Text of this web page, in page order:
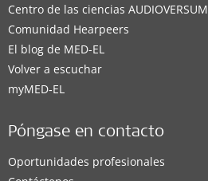
Centro de las ciencias AUDIOVERSUM
Comunidad Hearpeers
El blog de MED-EL
Volver a escuchar
myMED‑EL
Póngase en contacto
Oportunidades profesionales